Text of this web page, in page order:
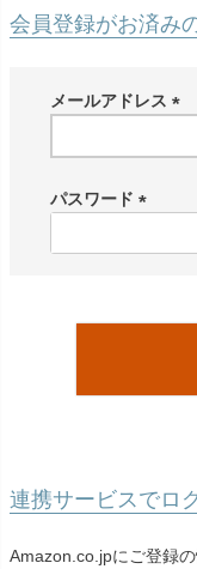
会員登録がお済み
メールアドレス
必
)
パスワード
必
連携サービスでロ
Amazon.co.jpにご登録